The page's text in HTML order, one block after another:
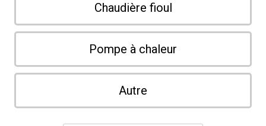
Chaudière fioul
Pompe à chaleur
Autre